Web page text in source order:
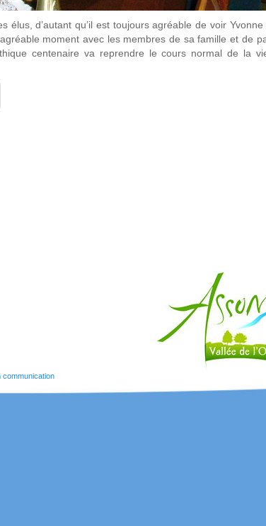
élus, d’autant qu’il est toujours agréable de voir
agréable moment avec les membres de sa famille et de
centenaire va reprendre le cours normal de la
communication